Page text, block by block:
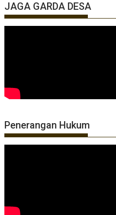
JAGA GARDA DESA
Penerangan Hukum